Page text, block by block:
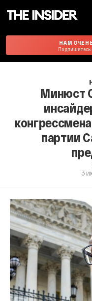
НАМ
Подпишитесь
Минюст
партии
3